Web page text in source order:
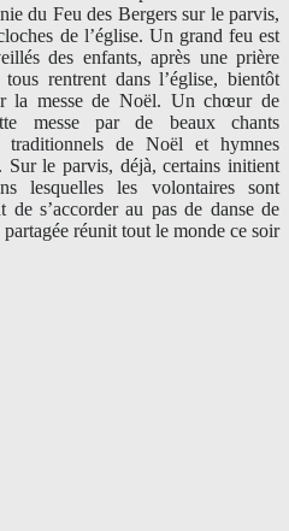
du Feu des Bergers sur le parvis,
de l’église. Un grand feu est
des enfants, après une prière
rentrent dans l’église, bientôt
la messe de Noël. Un chœur de
messe par de beaux chants
traditionnels de Noël et hymnes
le parvis, déjà, certains initient
lesquelles les volontaires sont
de s’accorder au pas de danse de
réunit tout le monde ce soir